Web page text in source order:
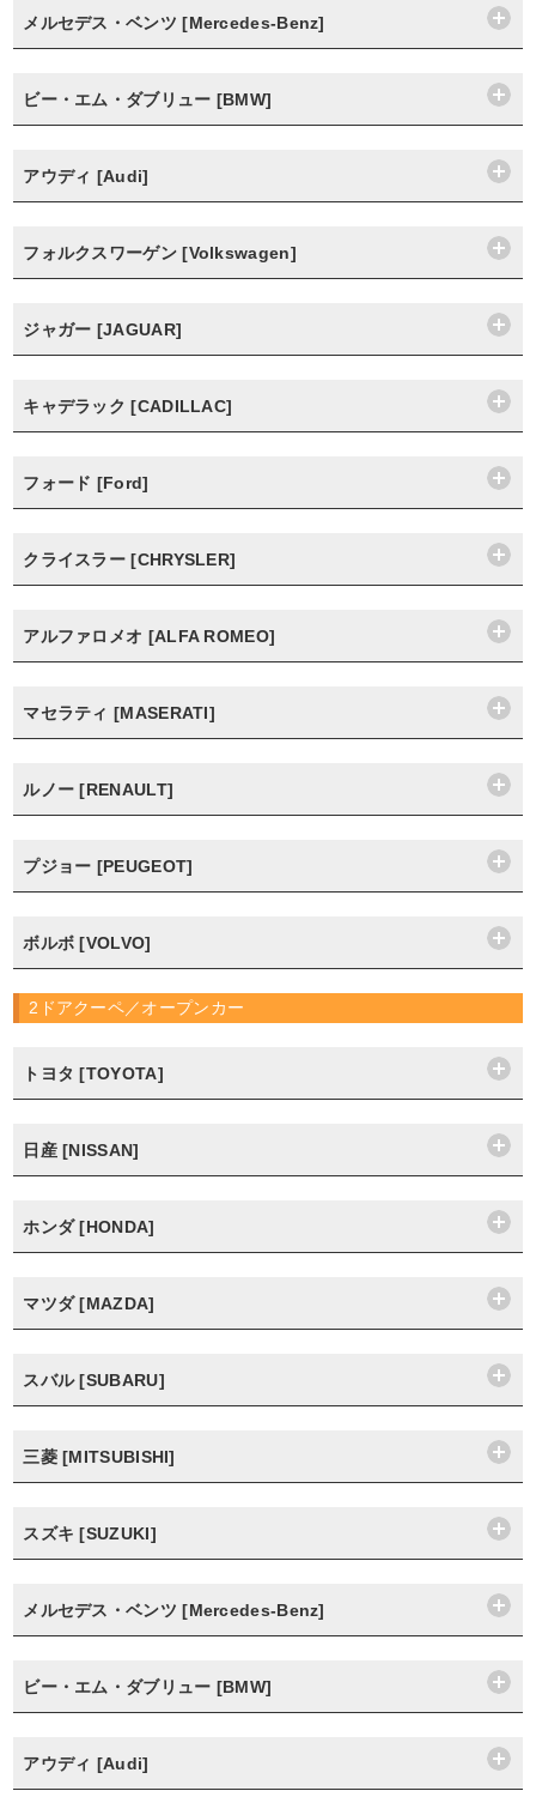
メルセデス・ベンツ [Mercedes-Benz]
ビー・エム・ダブリュー [BMW]
アウディ [Audi]
フォルクスワーゲン [Volkswagen]
ジャガー [JAGUAR]
キャデラック [CADILLAC]
フォード [Ford]
クライスラー [CHRYSLER]
アルファロメオ [ALFA ROMEO]
マセラティ [MASERATI]
ルノー [RENAULT]
プジョー [PEUGEOT]
ボルボ [VOLVO]
2ドアクーペ／オープンカー
トヨタ [TOYOTA]
日産 [NISSAN]
ホンダ [HONDA]
マツダ [MAZDA]
スバル [SUBARU]
三菱 [MITSUBISHI]
スズキ [SUZUKI]
メルセデス・ベンツ [Mercedes-Benz]
ビー・エム・ダブリュー [BMW]
アウディ [Audi]